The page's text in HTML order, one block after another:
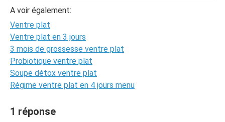
A voir également:
Ventre plat
Ventre plat en 3 jours
3 mois de grossesse ventre plat
Probiotique ventre plat
Soupe détox ventre plat
Régime ventre plat en 4 jours menu
1 réponse